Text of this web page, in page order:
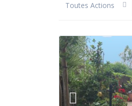
Toutes Actions